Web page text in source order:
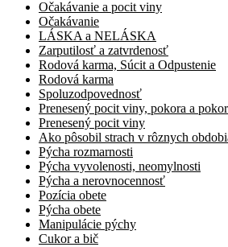
Očakávanie a pocit viny
Očakávanie
LÁSKA a NELÁSKA
Zarputilosť a zatvrdenosť
Rodová karma, Súcit a Odpustenie
Rodová karma
Spoluzodpovednosť
Prenesený pocit viny, pokora a
Prenesený pocit viny
Ako pôsobil strach v rôznych
Pýcha rozmarnosti
Pýcha vyvolenosti, neomylnosti
Pýcha a nerovnocennosť
Pozícia obete
Pýcha obete
Manipulácie pýchy
Cukor a bič